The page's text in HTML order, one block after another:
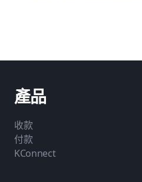
產品
收款
付款
KConnect